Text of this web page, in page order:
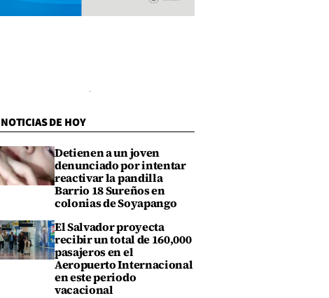
NOTICIAS DE HOY
Detienen a un joven
denunciado por intentar
reactivar la pandilla
Barrio 18 Sureños en
colonias de Soyapango
El Salvador proyecta
recibir un total de 160,000
pasajeros en el
Aeropuerto Internacional
en este periodo
vacacional